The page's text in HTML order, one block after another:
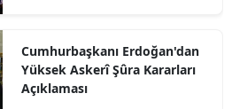
Cumhurbaşkanı Erdoğan'dan
Yüksek Askerî Şûra Kararları
Açıklaması